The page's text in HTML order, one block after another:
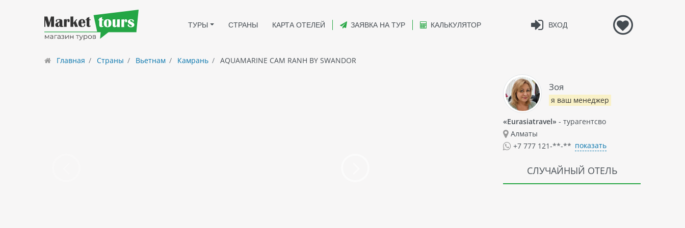
ВХОД
ТУРЫ СТРАНЫ КАРТА ОТЕЛЕЙ ЗАЯВКА НА ТУР КАЛЬКУЛЯТОР
Главная Страны Вьетнам Камрань AQUAMARINE CAM RANH BY SWANDOR
Зоя
я ваш менеджер
«Eurasiatravel» - турагентсво
Алматы
+7 777 121-**-** показать
СЛУЧАЙНЫЙ ОТЕЛЬ